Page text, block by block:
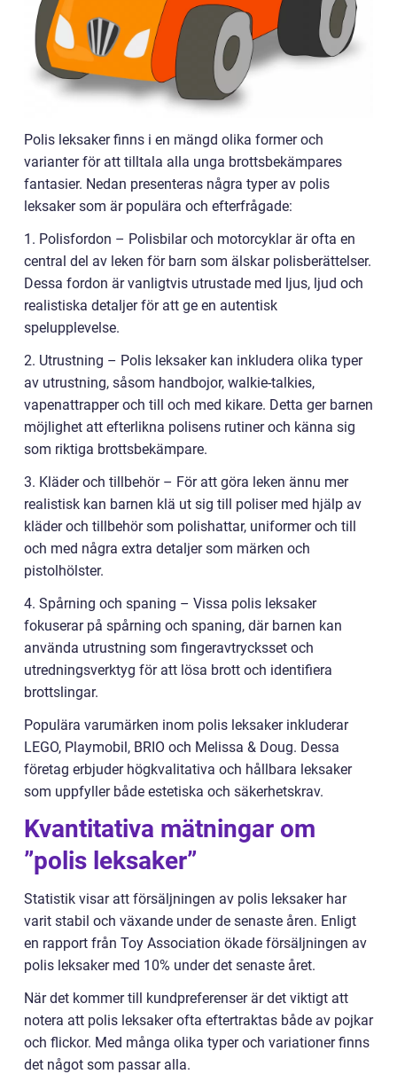
Polis leksaker finns i en mängd olika former och
varianter för att tilltala alla unga brottsbekämpares
fantasier. Nedan presenteras några typer av polis
leksaker som är populära och efterfrågade:
1. Polisfordon – Polisbilar och motorcyklar är ofta en
central del av leken för barn som älskar polisberättelser.
Dessa fordon är vanligtvis utrustade med ljus, ljud och
realistiska detaljer för att ge en autentisk
spelupplevelse.
2. Utrustning – Polis leksaker kan inkludera olika typer
av utrustning, såsom handbojor, walkie-talkies,
vapenattrapper och till och med kikare. Detta ger barnen
möjlighet att efterlikna polisens rutiner och känna sig
som riktiga brottsbekämpare.
3. Kläder och tillbehör – För att göra leken ännu mer
realistisk kan barnen klä ut sig till poliser med hjälp av
kläder och tillbehör som polishattar, uniformer och till
och med några extra detaljer som märken och
pistolhölster.
4. Spårning och spaning – Vissa polis leksaker
fokuserar på spårning och spaning, där barnen kan
använda utrustning som fingeravtrycksset och
utredningsverktyg för att lösa brott och identifiera
brottslingar.
Populära varumärken inom polis leksaker inkluderar
LEGO, Playmobil, BRIO och Melissa & Doug. Dessa
företag erbjuder högkvalitativa och hållbara leksaker
som uppfyller både estetiska och säkerhetskrav.
Kvantitativa mätningar om
”polis leksaker”
Statistik visar att försäljningen av polis leksaker har
varit stabil och växande under de senaste åren. Enligt
en rapport från Toy Association ökade försäljningen av
polis leksaker med 10% under det senaste året.
När det kommer till kundpreferenser är det viktigt att
notera att polis leksaker ofta eftertraktas både av pojkar
och flickor. Med många olika typer och variationer finns
det något som passar alla.